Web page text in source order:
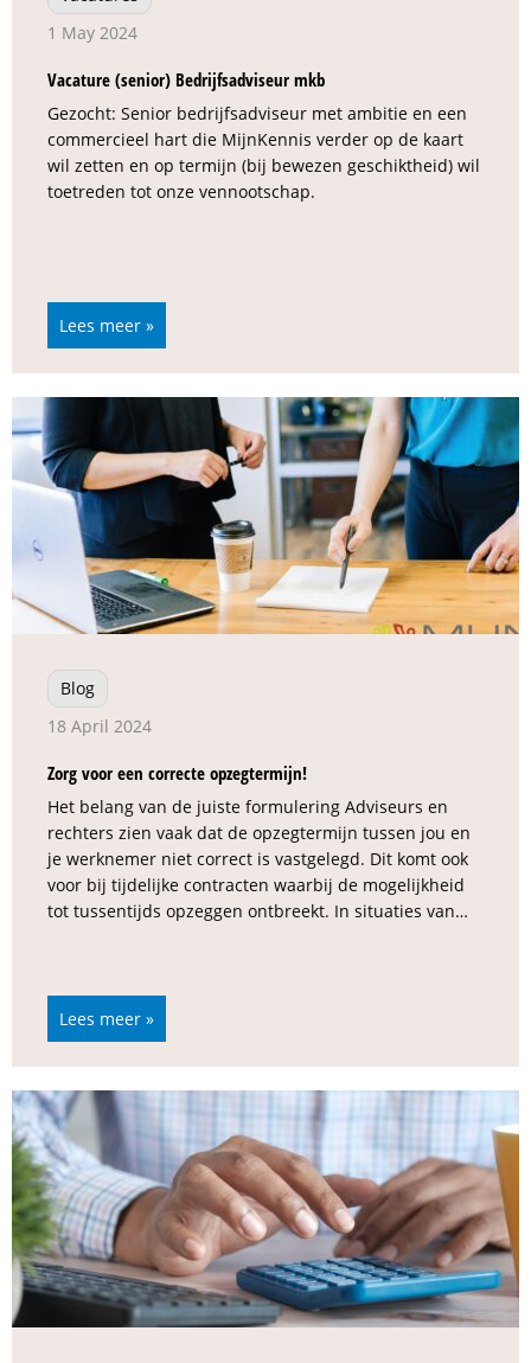
1 May 2024
Vacature (senior) Bedrijfsadviseur mkb
Gezocht: Senior bedrijfsadviseur met ambitie en een
commercieel hart die MijnKennis verder op de kaart
wil zetten en op termijn (bij bewezen geschiktheid) wil
toetreden tot onze vennootschap.
Lees meer »
Blog
18 April 2024
Zorg voor een correcte opzegtermijn!
Het belang van de juiste formulering Adviseurs en
rechters zien vaak dat de opzegtermijn tussen jou en
je werknemer niet correct is vastgelegd. Dit komt ook
voor bij tijdelijke contracten waarbij de mogelijkheid
tot tussentijds opzeggen ontbreekt. In situaties van…
Lees meer »